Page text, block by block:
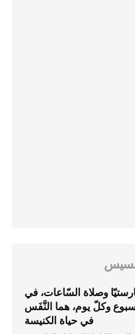
وصلاة السّاعات، في
وكلّ يوم، هما النَّفَس
في حياة الكنيسة